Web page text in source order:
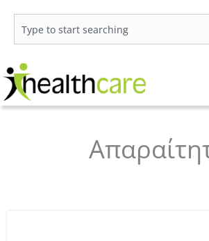
περιεχόμενο